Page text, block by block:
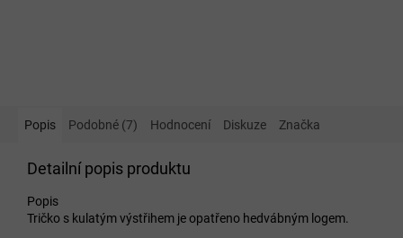
Popis Podobné (7) Hodnocení Diskuze Značka
Detailní popis produktu
Popis
Tričko s kulatým výstřihem je opatřeno hedvábným logem.